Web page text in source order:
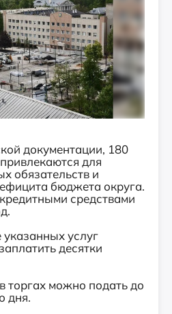
документации, 180
для
обязательств и
бюджета округа.
средствами
услуг
десятки
торгах можно подать до
дня.